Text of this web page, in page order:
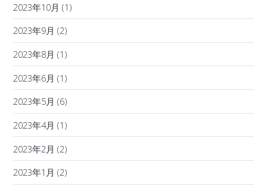
2023年10月 (1)
2023年9月 (2)
2023年8月 (1)
2023年6月 (1)
2023年5月 (6)
2023年4月 (1)
2023年2月 (2)
2023年1月 (2)